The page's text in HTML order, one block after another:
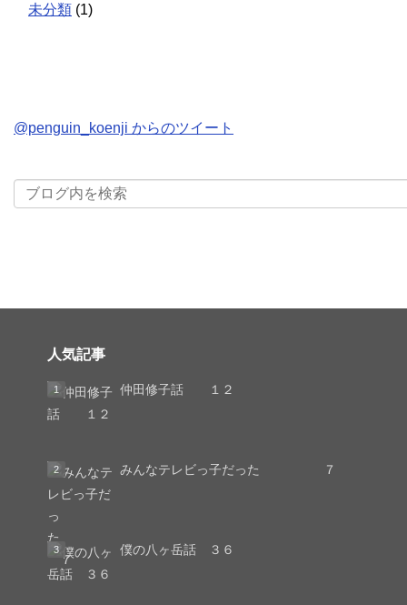
未分類 (1)
@penguin_koenji からのツイート
人気記事
仲田修子話 １２
みんなテレビっ子だった ７
僕の八ヶ岳話 ３６